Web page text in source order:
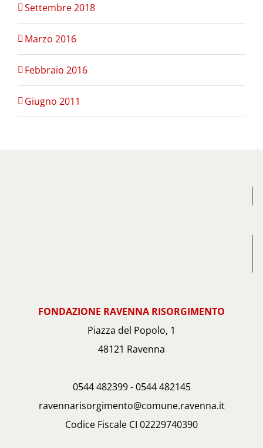
Settembre 2018
Marzo 2016
Febbraio 2016
Giugno 2011
FONDAZIONE RAVENNA RISORGIMENTO
Piazza del Popolo, 1
48121 Ravenna
0544 482399 - 0544 482145
ravennarisorgimento@comune.ravenna.it
Codice Fiscale CI 02229740390